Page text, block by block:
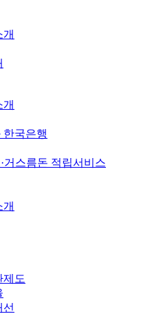
한국은행
거스름돈 적립서비스
제도